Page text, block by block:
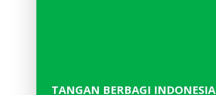
TANGAN BERBAGI INDONESIA